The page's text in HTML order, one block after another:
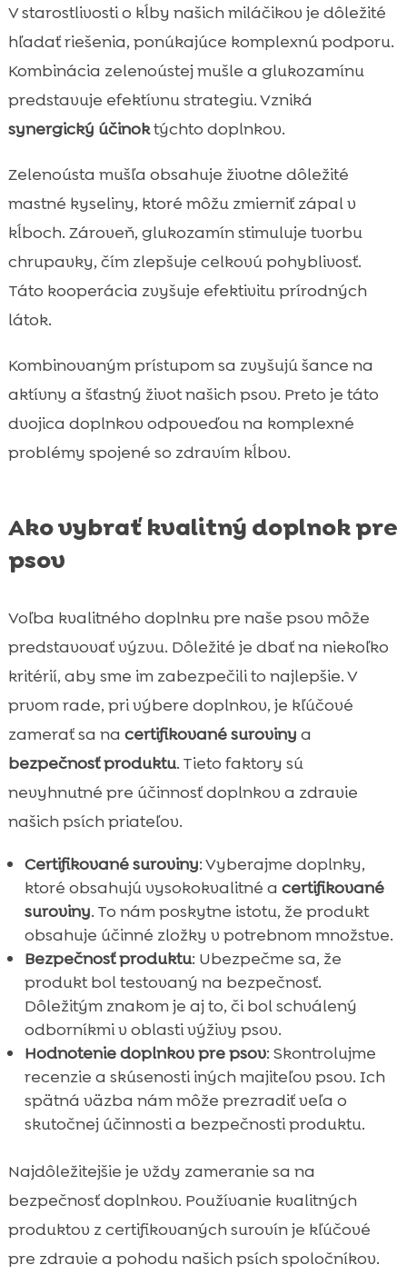
V starostlivosti o kĺby našich miláčikov je dôležité
hľadať riešenia, ponúkajúce komplexnú podporu.
Kombinácia zelenoústej mušle a glukozamínu
predstavuje efektívnu strategiu. Vzniká
synergický účinoktýchto doplnkov.
Zelenoústa mušľa obsahuje životne dôležité
mastné kyseliny, ktoré môžu zmierniť zápal v
kĺboch. Zároveň, glukozamín stimuluje tvorbu
chrupavky, čím zlepšuje celkovú pohyblivosť.
Táto kooperácia zvyšuje efektivitu prírodných
látok.
Kombinovaným prístupom sa zvyšujú šance na
aktívny a šťastný život našich psov. Preto je táto
dvojica doplnkov odpoveďou na komplexné
problémy spojené so zdravím kĺbov.
Ako vybrať kvalitný doplnok pre
psov
Voľba kvalitného doplnku pre naše psov môže
predstavovať výzvu. Dôležité je dbať na niekoľko
kritérií, aby sme im zabezpečili to najlepšie. V
prvom rade, pri výbere doplnkov, je kľúčové
zamerať sa na certifikované suroviny a
bezpečnosť produktu. Tieto faktory sú
nevyhnutné pre účinnosť doplnkov a zdravie
našich psích priateľov.
Certifikované suroviny: Vyberajme doplnky,
ktoré obsahujú vysokokvalitné a certifikované
suroviny. To nám poskytne istotu, že produkt
obsahuje účinné zložky v potrebnom množstve.
Bezpečnosť produktu: Ubezpečme sa, že
produkt bol testovaný na bezpečnosť.
Dôležitým znakom je aj to, či bol schválený
odborníkmi v oblasti výživy psov.
Hodnotenie doplnkov pre psov: Skontrolujme
recenzie a skúsenosti iných majiteľov psov. Ich
spätná väzba nám môže prezradiť veľa o
skutočnej účinnosti a bezpečnosti produktu.
Najdôležitejšie je vždy zameranie sa na
bezpečnosť doplnkov. Používanie kvalitných
produktov z certifikovaných surovín je kľúčové
pre zdravie a pohodu našich psích spoločníkov.